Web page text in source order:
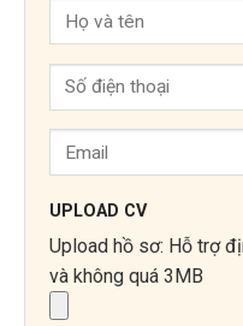
UPLOAD CV
Upload hồ sơ: Hỗ trợ
và không quá 3MB